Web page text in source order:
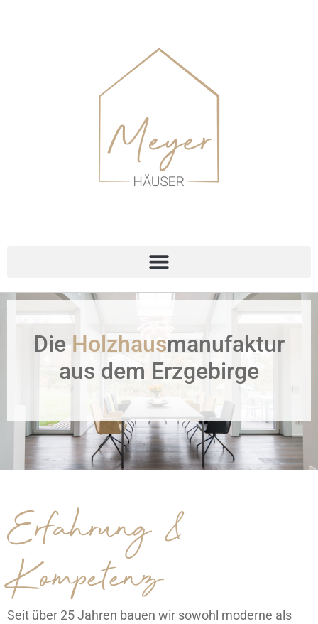
DieHolzhausmanufaktur
aus dem Erzgebirge
Erfahrung &
Kompetenz
Seit über 25 Jahren bauen wir sowohl moderne als